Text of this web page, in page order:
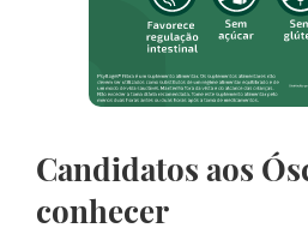
Candidatos aos
conhecer